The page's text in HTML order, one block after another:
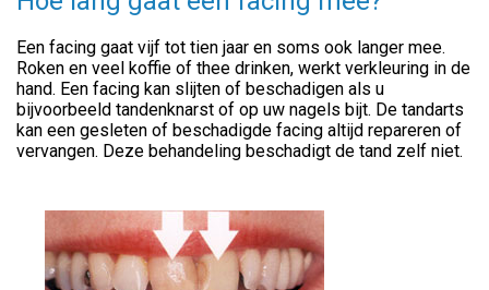
Een facing gaat vijf tot tien jaar en soms ook langer mee.
Roken en veel koffie of thee drinken, werkt verkleuring in de
hand. Een facing kan slijten of beschadigen als u
bijvoorbeeld tandenknarst of op uw nagels bijt. De tandarts
kan een gesleten of beschadigde facing altijd repareren of
vervangen. Deze behandeling beschadigt de tand zelf niet.